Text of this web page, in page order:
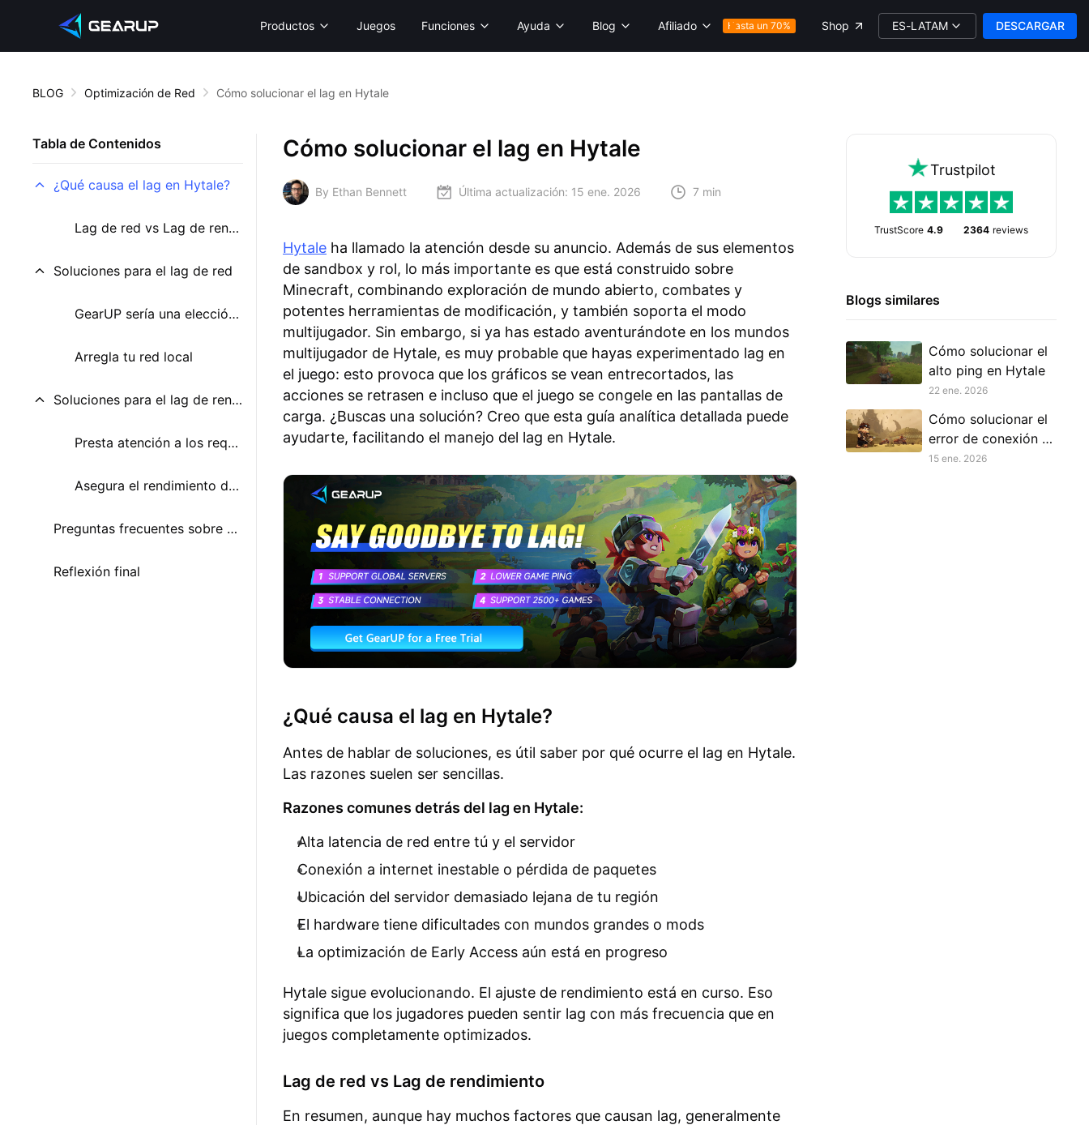
Productos Juegos Funciones Ayuda Blog Afiliado Hasta un 70% Shop ES-LATAM DESCARGAR
BLOG Optimización de Red Cómo solucionar el lag en Hytale
Tabla de Contenidos
¿Qué causa el lag en Hytale?
Lag de red vs Lag de rendimiento
Soluciones para el lag de red
GearUP sería una elección inteligente
Arregla tu red local
Soluciones para el lag de rendimiento
Presta atención a los requisitos del sistema
Asegura el rendimiento del dispositivo
Preguntas frecuentes sobre el lag en Hytale
Reflexión final
Cómo solucionar el lag en Hytale
By Ethan Bennett Última actualización: 15 ene. 2026 7 min
Hytale ha llamado la atención desde su anuncio. Además de sus elementos
de sandbox y rol, lo más importante es que está construido sobre
Minecraft, combinando exploración de mundo abierto, combates y
potentes herramientas de modificación, y también soporta el modo
multijugador. Sin embargo, si ya has estado aventurándote en los mundos
multijugador de Hytale, es muy probable que hayas experimentado lag en
el juego: esto provoca que los gráficos se vean entrecortados, las
acciones se retrasen e incluso que el juego se congele en las pantallas de
carga. ¿Buscas una solución? Creo que esta guía analítica detallada puede
ayudarte, facilitando el manejo del lag en Hytale.
¿Qué causa el lag en Hytale?
Antes de hablar de soluciones, es útil saber por qué ocurre el lag en Hytale.
Las razones suelen ser sencillas.
Razones comunes detrás del lag en Hytale:
Alta latencia de red entre tú y el servidor
Conexión a internet inestable o pérdida de paquetes
Ubicación del servidor demasiado lejana de tu región
El hardware tiene dificultades con mundos grandes o mods
La optimización de Early Access aún está en progreso
Hytale sigue evolucionando. El ajuste de rendimiento está en curso. Eso
significa que los jugadores pueden sentir lag con más frecuencia que en
juegos completamente optimizados.
Lag de red vs Lag de rendimiento
En resumen, aunque hay muchos factores que causan lag, generalmente
Trustpilot
TrustScore 4.9 2364 reviews
Blogs similares
Cómo solucionar el
alto ping en Hytale
22 ene. 2026
Cómo solucionar el
error de conexión al
servidor en Hytale
15 ene. 2026